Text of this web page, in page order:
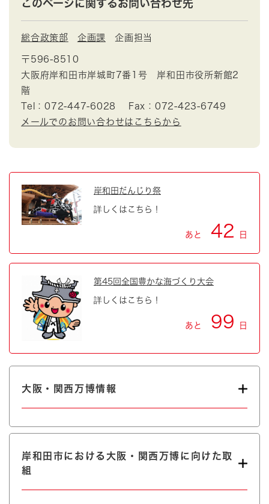
このページに関するお問い合わせ先
総合政策部 企画課 企画担当
〒596-8510
大阪府岸和田市岸城町7番1号 岸和田市役所新館2
階
Tel：072-447-6028
Fax：072-423-6749
メールでのお問い合わせはこちらから
岸和田だんじり祭
詳しくはこちら！
あと 42 日
第45回全国豊かな海づくり大会
詳しくはこちら！
あと 99 日
大阪・関西万博情報
岸和田市における大阪・関西万博に向けた取
組